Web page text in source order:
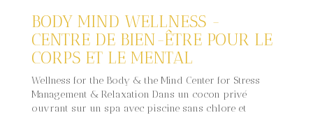
BODY MIND WELLNESS -
CENTRE DE BIEN-ÊTRE POUR LE
CORPS ET LE MENTAL
Wellness for the Body & the Mind Center for Stress
Management & Relaxation Dans un cocon privé
ouvrant sur un spa avec piscine sans chlore et